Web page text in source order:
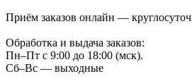
Приём заказов онлайн —
Обработка и выдача заказов:
Пн–Пт с 9:00 до 18:00 (мск).
Сб–Вс — выходные